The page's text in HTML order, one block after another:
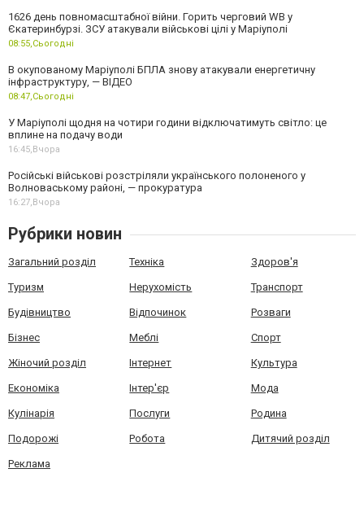
1626 день повномасштабної війни. Горить черговий WB у
Єкатеринбурзі. ЗСУ атакували військові цілі у Маріуполі
08:55,Сьогодні
В окупованому Маріуполі БПЛА знову атакували енергетичну
інфраструктуру, — ВІДЕО
08:47,Сьогодні
У Маріуполі щодня на чотири години відключатимуть світло: це
вплине на подачу води
16:45,Вчора
Російські військові розстріляли українського полоненого у
Волноваському районі, — прокуратура
16:27,Вчора
Рубрики новин
Загальний розділ Техніка Здоров'я
Туризм Нерухомість Транспорт
Будівництво Відпочинок Розваги
Бізнес Меблі Спорт
Жіночий розділ Інтернет Культура
Економіка Інтер'єр Мода
Кулінарія Послуги Родина
Подорожі Робота Дитячий розділ
Реклама